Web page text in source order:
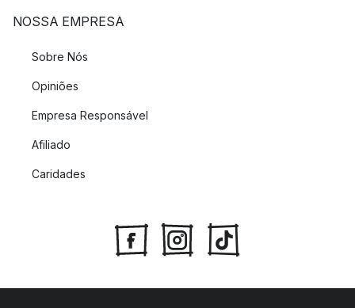
NOSSA EMPRESA
Sobre Nós
Opiniões
Empresa Responsável
Afiliado
Caridades